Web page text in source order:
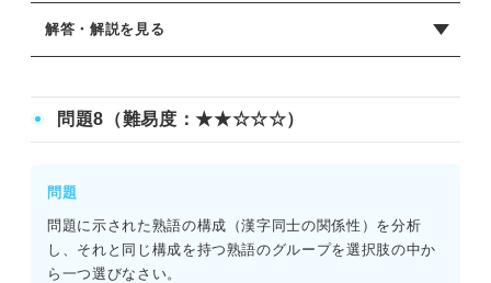
解答・解説を見る
AとBの関係は「原料と加工品」である。チーズは牛乳を原
料として作られる。これと同様の関係をCとDに当てはめる
て、正解はBとなる。ほかの選択肢は植物としての分類や栽
培場所に関するものであり、加工品という関係には当ては
まらない。
問題8（難易度：★★☆☆☆）
問題
問題に示された熟語の構成（漢字同士の関係性）を分析
し、それと同じ構成を持つ熟語のグループを選択肢の中か
ら一つ選びなさい。